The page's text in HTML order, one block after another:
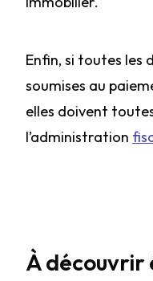
Enfin, si toutes les
soumises au
elles doivent
l’administration
À